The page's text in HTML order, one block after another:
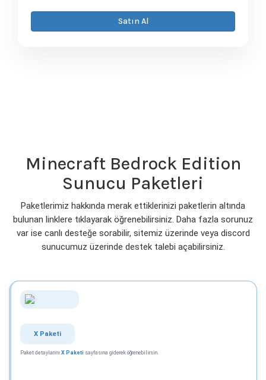
Satın Al
Minecraft Bedrock Edition
Sunucu Paketleri
Paketlerimiz hakkında merak ettiklerinizi paketlerin altında
bulunan linklere tıklayarak öğrenebilirsiniz. Daha fazla sorunuz
var ise canlı desteğe sorabilir, sitemiz üzerinde veya discord
sunucumuz üzerinde destek talebi açabilirsiniz.
X Paketi
Paket detaylarını X Paketi sayfasına giderek öğrenebilirsin.